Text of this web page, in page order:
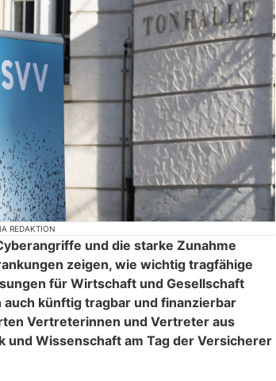
REDAKTION
und die starke Zunahme
zeigen, wie wichtig tragfähige
für Wirtschaft und Gesellschaft
auch künftig tragbar und finanzierbar
Vertreterinnen und Vertreter aus
und Wissenschaft am Tag der Versicherer